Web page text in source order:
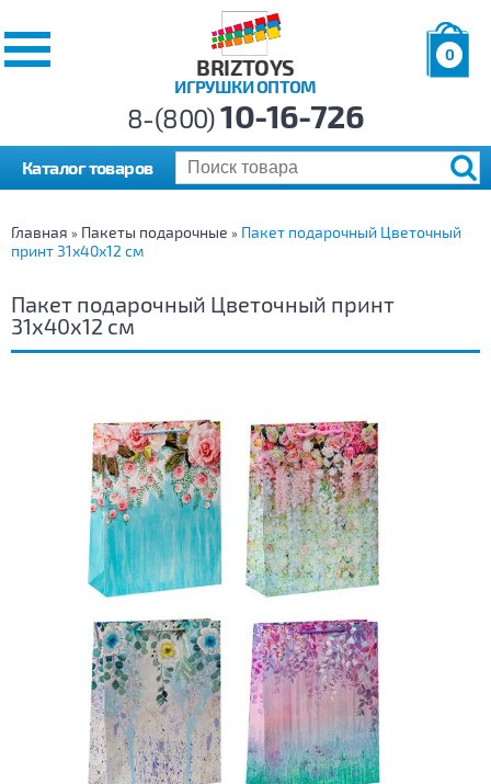
BRIZTOYS
ИГРУШКИ ОПТОМ
0
р.
8-(800)10-16-726
Каталог товаров
Главная » Пакеты подарочные » Пакет подарочный Цветочный
принт 31х40х12 см
Пакет подарочный Цветочный принт
31х40х12 см